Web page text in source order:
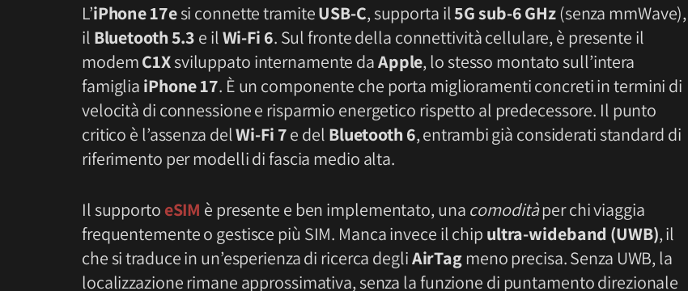
L’iPhone 17esi connette tramiteUSB-C, supporta il5G sub-6 GHz(senza mmWave),
il Bluetooth 5.3 e il Wi-Fi 6. Sul fronte della connettività cellulare, è presente il
modemC1Xsviluppato internamente daApple, lo stesso montato sull’intera
famiglia iPhone 17. È un componente che porta miglioramenti concreti in termini di
velocità di connessione e risparmio energetico rispetto al predecessore. Il punto
critico è l’assenza delWi-Fi 7e del Bluetooth 6, entrambi già considerati standard di
riferimento per modelli di fascia medio alta.
Il supporto eSIM è presente e ben implementato, una comoditàper chi viaggia
frequentemente o gestisce più SIM. Manca invece il chip ultra-wideband (UWB), il
che si traduce in un’esperienza di ricerca degliAirTagmeno precisa. Senza UWB, la
localizzazione rimane approssimativa, senza la funzione di puntamento direzionale